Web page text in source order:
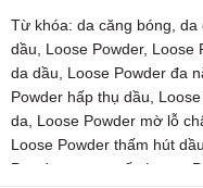
Từ khóa: da căng bóng, da
dầu, Loose Powder, Loose
da dầu, Loose Powder đa
Powder hấp thụ dầu,
da, Loose Powder mờ lỗ
Loose Powder thấm hút dầu
Powder trong suốt
Loose